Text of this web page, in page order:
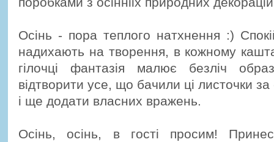
Осінь - пора теплого натхнення :)
надихають на творення, в кожному
гілочці фантазія малює безліч
відтворити усе, що бачили ці листочки
і ще додати власних вражень.
Осінь, осінь, в гості просим!